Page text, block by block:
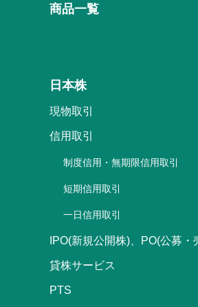
商品一覧
日本株
現物取引
信用取引
制度信用・無期限信用取引
短期信用取引
一日信用取引
IPO(新規公開株)、PO(公募・
貸株サービス
PTS